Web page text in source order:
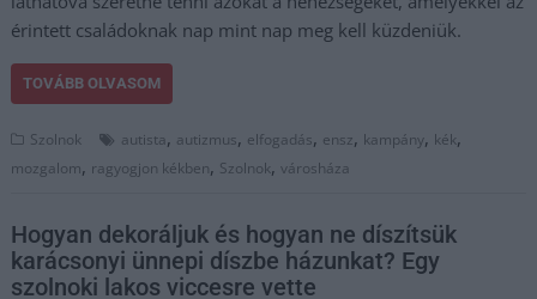
érintett családoknak nap mint nap meg kell küzdeniük.
TOVÁBB OLVASOM
Szolnok autista, autizmus, elfogadás, ensz, kampány, kék,
mozgalom, ragyogjon kékben, Szolnok,városháza
Hogyan dekoráljuk és hogyan ne díszítsük
karácsonyi ünnepi díszbe házunkat? Egy
szolnoki lakos viccesre vette